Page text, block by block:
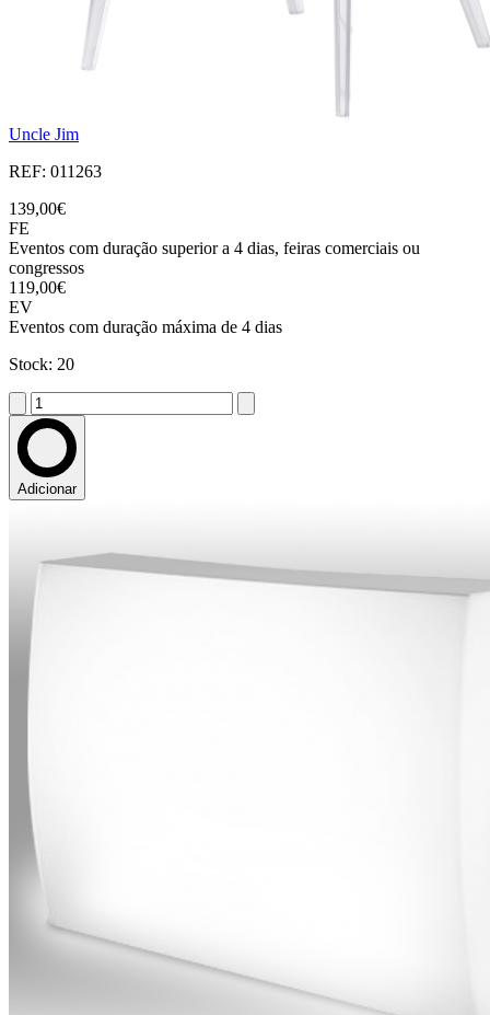
Uncle Jim
REF: 011263
139,00€
FE
Eventos com duração superior a 4 dias, feiras comerciais ou
congressos
119,00€
EV
Eventos com duração máxima de 4 dias
Stock: 20
Adicionar